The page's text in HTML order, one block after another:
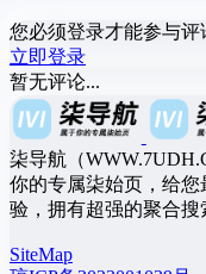
您必须登录才能参与评
立即登录
暂无评论...
柒导航（
你的专属柒始页，给
验，拥有超强的聚合搜
SiteMap